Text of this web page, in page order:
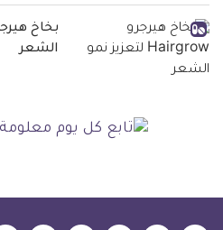
الشعر